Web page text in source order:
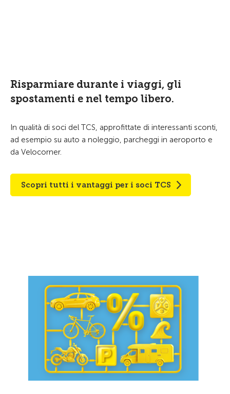
Risparmiare durante i viaggi, gli
spostamenti e nel tempo libero.
In qualità di soci del TCS, approfittate di interessanti sconti,
ad esempio su auto a noleggio, parcheggi in aeroporto e
da Velocorner.
Scopri tutti i vantaggi per i soci TCS